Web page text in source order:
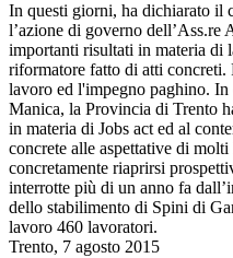
In questi giorni, ha dichiarato il
l’azione di governo dell’Ass.re
importanti risultati in materia di
riformatore fatto di atti
lavoro ed l'impegno paghino. In
Manica, la Provincia di Trento
in materia di Jobs act ed al
concrete alle aspettative di
concretamente riaprirsi
interrotte più di un anno fa
dello stabilimento di Spini di
lavoro 460 lavoratori.
Trento, 7 agosto 2015